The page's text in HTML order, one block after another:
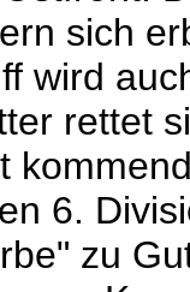
sich
wird
rettet
6.
zu